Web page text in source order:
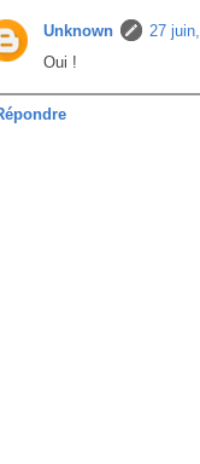
Unknown
27
Oui !